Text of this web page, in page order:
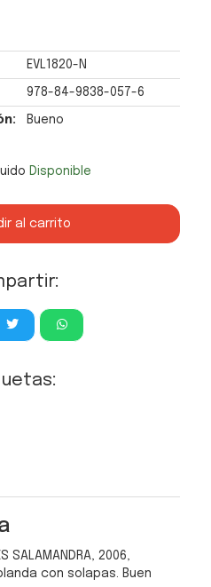
EVL1820-N
978-84-9838-057-6
Bueno
Disponible
al carrito
SALAMANDRA, 2006,
con solapas. Buen